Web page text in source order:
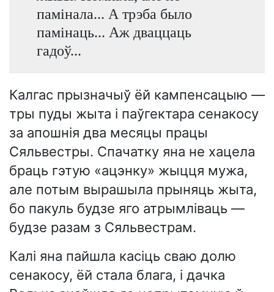
памінала... А трэба было
памінаць... Аж дваццаць
гадоў...
Калгас прызначыў ёй кампенсацыю —
тры пуды жыта і паўгектара сенакосу
за апошнія два месяцы працы
Сяльвестры. Спачатку яна не хацела
браць гэтую «ацэнку» жыцця мужа,
але потым вырашыла прыняць жыта,
бо пакуль будзе яго атрымліваць —
будзе разам з Сяльвестрам.
Калі яна пайшла касіць сваю долю
сенакосу, ёй стала блага, і дачка